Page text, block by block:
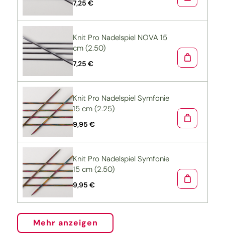
7,25 €
Knit Pro Nadelspiel NOVA 15
cm (2.50)
7,25 €
Knit Pro Nadelspiel Symfonie
15 cm (2.25)
9,95 €
Knit Pro Nadelspiel Symfonie
15 cm (2.50)
9,95 €
Mehr anzeigen